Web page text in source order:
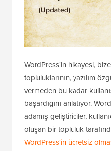
WordPress'in hikayesi, bize
topluluklarının, yazılım
vermeden bu kadar
başardığını anlatıyor.
adamış geliştiriciler,
oluşan bir topluluk
WordPress'in ücretsiz